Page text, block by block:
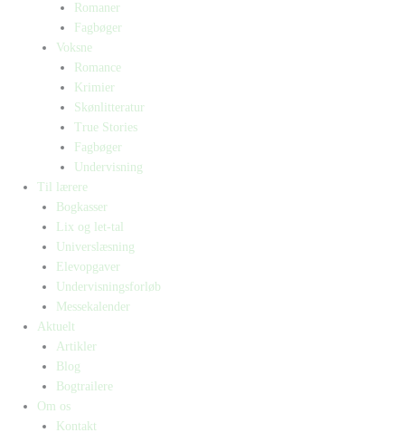
Romaner
Fagbøger
Voksne
Romance
Krimier
Skønlitteratur
True Stories
Fagbøger
Undervisning
Til lærere
Bogkasser
Lix og let-tal
Universlæsning
Elevopgaver
Undervisningsforløb
Messekalender
Aktuelt
Artikler
Blog
Bogtrailere
Om os
Kontakt